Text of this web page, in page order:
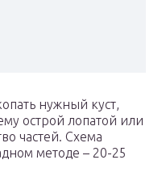
нужный куст,
острой лопатой или
частей. Схема
методе – 20-25